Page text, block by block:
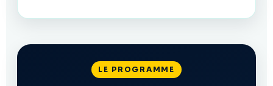
LE PROGRAMME